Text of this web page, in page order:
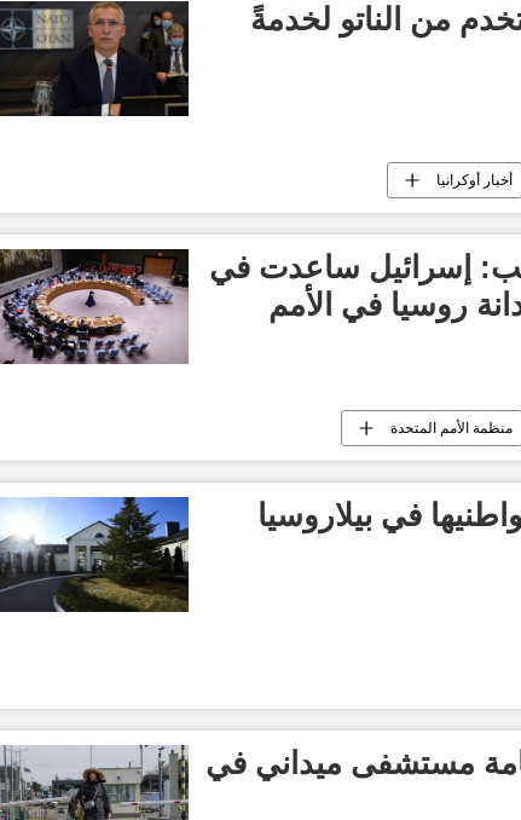
من الناتو لخدمةً
أخبار أوكرانيا
إسرائيل ساعدت في
روسيا في الأمم
منظمة الأمم المتحدة
في بيلاروسيا
مستشفى ميداني في